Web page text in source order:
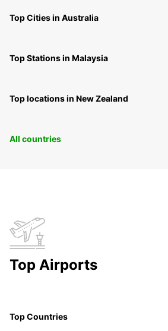
Top Cities in Australia
Top Stations in Malaysia
Top locations in New Zealand
All countries
Top Airports
Top Countries